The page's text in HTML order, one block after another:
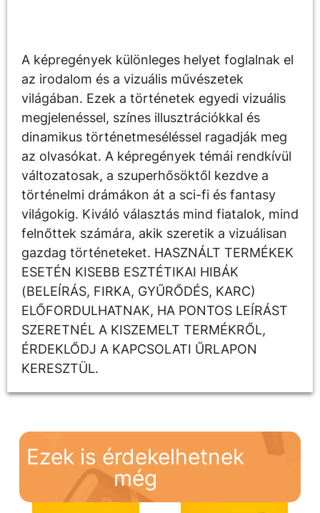
A képregények különleges helyet foglalnak el
az irodalom és a vizuális művészetek
világában. Ezek a történetek egyedi vizuális
megjelenéssel, színes illusztrációkkal és
dinamikus történetmeséléssel ragadják meg
az olvasókat. A képregények témái rendkívül
változatosak, a szuperhősöktől kezdve a
történelmi drámákon át a sci-fi és fantasy
világokig. Kiváló választás mind fiatalok, mind
felnőttek számára, akik szeretik a vizuálisan
gazdag történeteket. HASZNÁLT TERMÉKEK
ESETÉN KISEBB ESZTÉTIKAI HIBÁK
(BELEÍRÁS, FIRKA, GYŰRŐDÉS, KARC)
ELŐFORDULHATNAK, HA PONTOS LEÍRÁST
SZERETNÉL A KISZEMELT TERMÉKRŐL,
ÉRDEKLŐDJ A KAPCSOLATI ŰRLAPON
KERESZTÜL.
Ezek is érdekelhetnek
még